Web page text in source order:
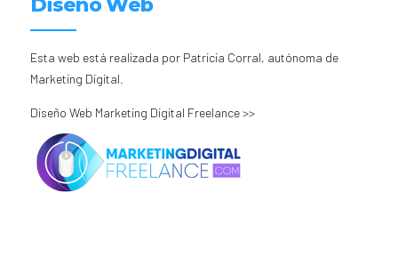
Esta web está realizada por Patricia Corral, autónoma de
Marketing Digital.
Diseño Web Marketing Digital Freelance >>